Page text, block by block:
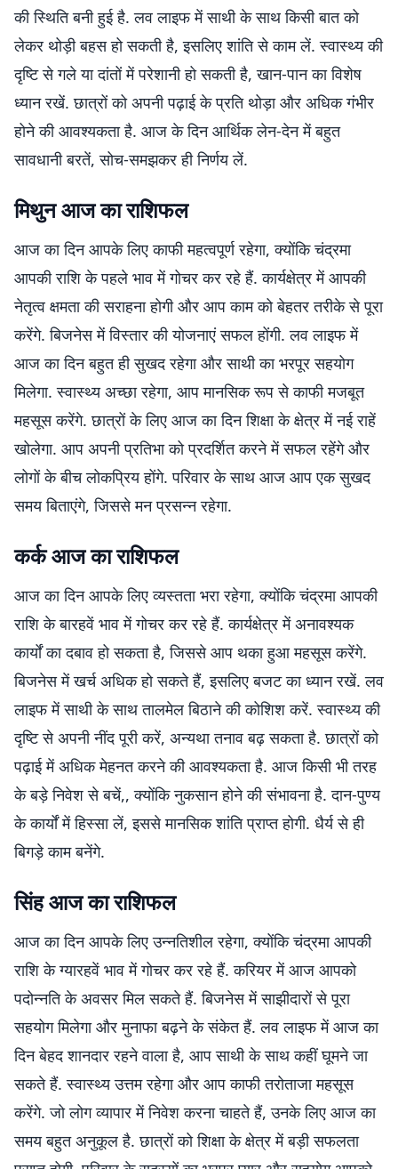
की स्थिति बनी हुई है. लव लाइफ में साथी के साथ किसी बात को
लेकर थोड़ी बहस हो सकती है, इसलिए शांति से काम लें. स्वास्थ्य की
दृष्टि से गले या दांतों में परेशानी हो सकती है, खान-पान का विशेष
ध्यान रखें. छात्रों को अपनी पढ़ाई के प्रति थोड़ा और अधिक गंभीर
होने की आवश्यकता है. आज के दिन आर्थिक लेन-देन में बहुत
सावधानी बरतें, सोच-समझकर ही निर्णय लें.
मिथुन आज का राशिफल
आज का दिन आपके लिए काफी महत्वपूर्ण रहेगा, क्योंकि चंद्रमा
आपकी राशि के पहले भाव में गोचर कर रहे हैं. कार्यक्षेत्र में आपकी
नेतृत्व क्षमता की सराहना होगी और आप काम को बेहतर तरीके से पूरा
करेंगे. बिजनेस में विस्तार की योजनाएं सफल होंगी. लव लाइफ में
आज का दिन बहुत ही सुखद रहेगा और साथी का भरपूर सहयोग
मिलेगा. स्वास्थ्य अच्छा रहेगा, आप मानसिक रूप से काफी मजबूत
महसूस करेंगे. छात्रों के लिए आज का दिन शिक्षा के क्षेत्र में नई राहें
खोलेगा. आप अपनी प्रतिभा को प्रदर्शित करने में सफल रहेंगे और
लोगों के बीच लोकप्रिय होंगे. परिवार के साथ आज आप एक सुखद
समय बिताएंगे, जिससे मन प्रसन्न रहेगा.
कर्क आज का राशिफल
आज का दिन आपके लिए व्यस्तता भरा रहेगा, क्योंकि चंद्रमा आपकी
राशि के बारहवें भाव में गोचर कर रहे हैं. कार्यक्षेत्र में अनावश्यक
कार्यों का दबाव हो सकता है, जिससे आप थका हुआ महसूस करेंगे.
बिजनेस में खर्च अधिक हो सकते हैं, इसलिए बजट का ध्यान रखें. लव
लाइफ में साथी के साथ तालमेल बिठाने की कोशिश करें. स्वास्थ्य की
दृष्टि से अपनी नींद पूरी करें, अन्यथा तनाव बढ़ सकता है. छात्रों को
पढ़ाई में अधिक मेहनत करने की आवश्यकता है. आज किसी भी तरह
के बड़े निवेश से बचें,, क्योंकि नुकसान होने की संभावना है. दान-पुण्य
के कार्यों में हिस्सा लें, इससे मानसिक शांति प्राप्त होगी. धैर्य से ही
बिगड़े काम बनेंगे.
सिंह आज का राशिफल
आज का दिन आपके लिए उन्नतिशील रहेगा, क्योंकि चंद्रमा आपकी
राशि के ग्यारहवें भाव में गोचर कर रहे हैं. करियर में आज आपको
पदोन्नति के अवसर मिल सकते हैं. बिजनेस में साझीदारों से पूरा
सहयोग मिलेगा और मुनाफा बढ़ने के संकेत हैं. लव लाइफ में आज का
दिन बेहद शानदार रहने वाला है, आप साथी के साथ कहीं घूमने जा
सकते हैं. स्वास्थ्य उत्तम रहेगा और आप काफी तरोताजा महसूस
करेंगे. जो लोग व्यापार में निवेश करना चाहते हैं, उनके लिए आज का
समय बहुत अनुकूल है. छात्रों को शिक्षा के क्षेत्र में बड़ी सफलता